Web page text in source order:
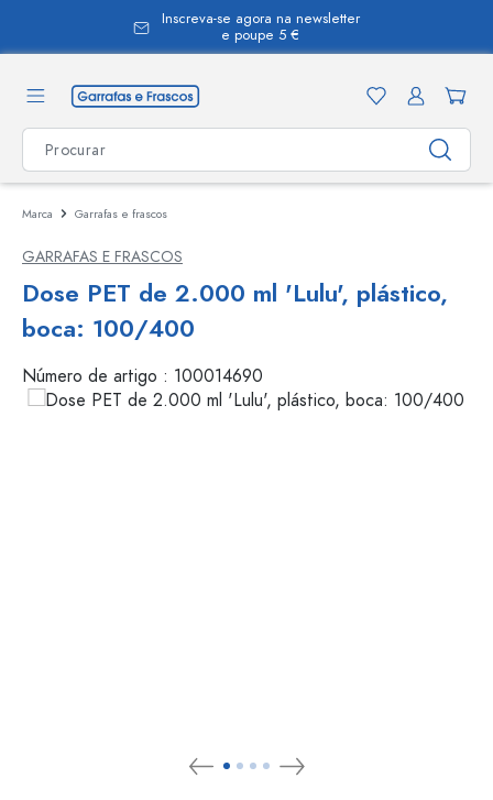
Inscreva-se agora na newsletter
e poupe 5 €
Marca Garrafas e frascos
GARRAFAS E FRASCOS
Dose PET de 2.000 ml 'Lulu', plástico,
boca: 100/400
Número de artigo : 100014690